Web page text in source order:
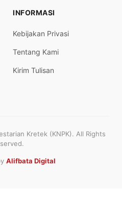
INFORMASI
Kebijakan Privasi
Tentang Kami
Kirim Tulisan
Kretek (KNPK). All Rights
Alifbata Digital